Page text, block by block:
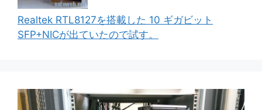
Realtek RTL8127を搭載した 10 ギガビット
SFP+NICが出ていたので試す。